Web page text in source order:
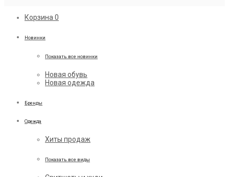
Корзина 0
Новинки
Показать все новинки
Новая обувь
Новая одежда
Бренды
Одежда
Хиты продаж
Показать все виды